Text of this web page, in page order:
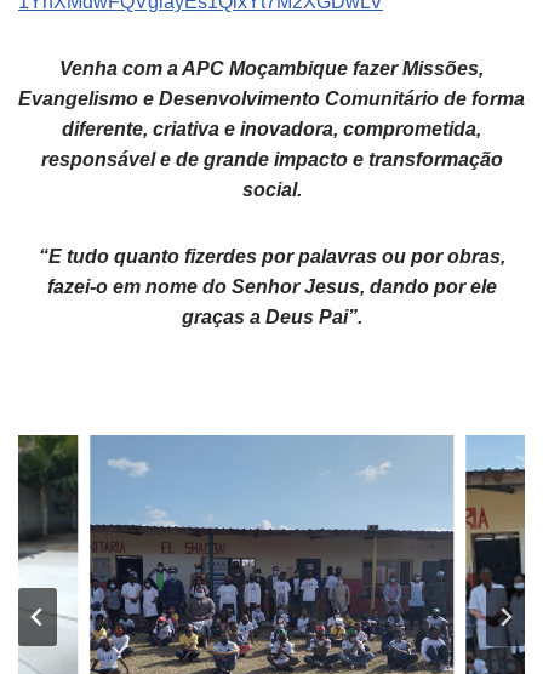
Venha com a APC Moçambique fazer Missões,
Evangelismo e Desenvolvimento Comunitário de forma
diferente, criativa e inovadora, comprometida,
responsável e de grande impacto e transformação
social.
“E tudo quanto fizerdes por palavras ou por obras,
fazei-o em nome do Senhor Jesus, dando por ele
graças a Deus Pai”.